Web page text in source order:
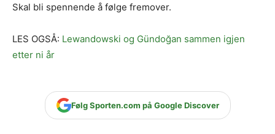
Skal bli spennende å følge fremover.
LES OGSÅ: Lewandowski og Gündoğan sammen igjen
etter ni år
Følg Sporten.com på Google Discover